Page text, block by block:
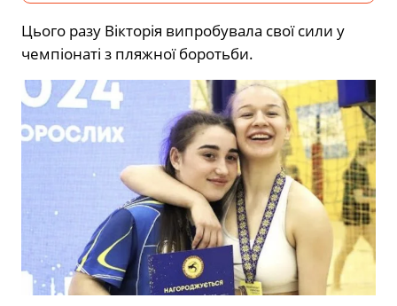
Цього разу Вікторія випробувала свої сили у
чемпіонаті з пляжної боротьби.